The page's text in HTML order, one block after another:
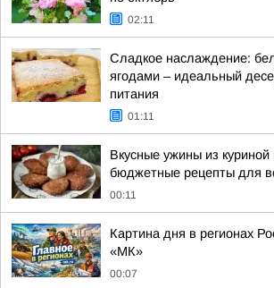
02:11
Сладкое наслаждение:
ягодами – идеальный
питания
01:11
Вкусные ужины из
бюджетные рецепты для
00:11
Картина дня в регионах
«МК»
00:07